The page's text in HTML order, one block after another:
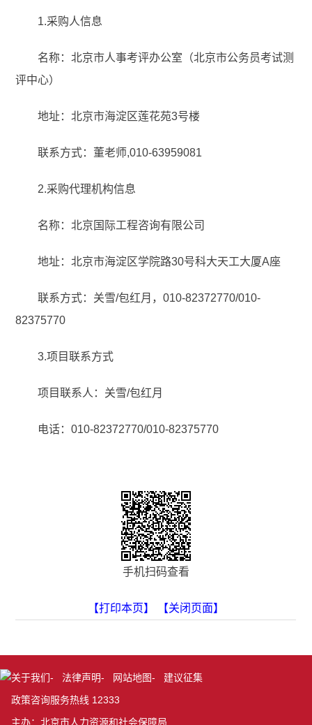
1.采购人信息
名称：北京市人事考评办公室（北京市公务员考试测
评中心）
地址：北京市海淀区莲花苑3号楼
联系方式：董老师,010-63959081
2.采购代理机构信息
名称：北京国际工程咨询有限公司
地址：北京市海淀区学院路30号科大天工大厦A座
联系方式：关雪/包红月，010-82372770/010-
82375770
3.项目联系方式
项目联系人：关雪/包红月
电话：010-82372770/010-82375770
手机扫码查看
【打印本页】 【关闭页面】
关于我们- 法律声明- 网站地图- 建议征集
政策咨询服务热线 12333
主办：北京市人力资源和社会保障局